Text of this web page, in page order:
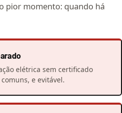
pior momento: quando há
elétrica sem certificado
e evitável.